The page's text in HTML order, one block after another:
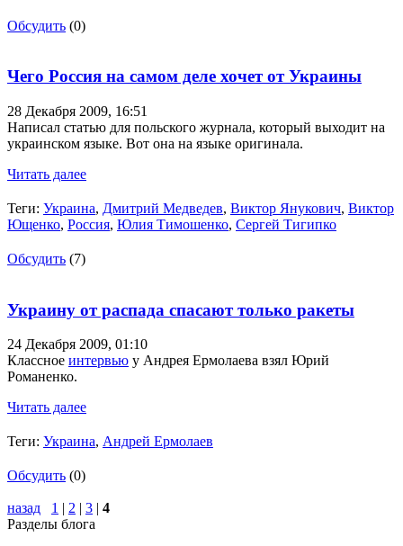
Обсудить (0)
Чего Россия на самом деле хочет от Украины
28 Декабря 2009, 16:51
Написал статью для польского журнала, который выходит на
украинском языке. Вот она на языке оригинала.
Читать далее
Теги: Украина, Дмитрий Медведев, Виктор Янукович, Виктор
Ющенко, Россия, Юлия Тимошенко, Сергей Тигипко
Обсудить (7)
Украину от распада спасают только ракеты
24 Декабря 2009, 01:10
Классное интервью у Андрея Ермолаева взял Юрий
Романенко.
Читать далее
Теги: Украина, Андрей Ермолаев
Обсудить (0)
назад 1 | 2 | 3 | 4
Разделы блога